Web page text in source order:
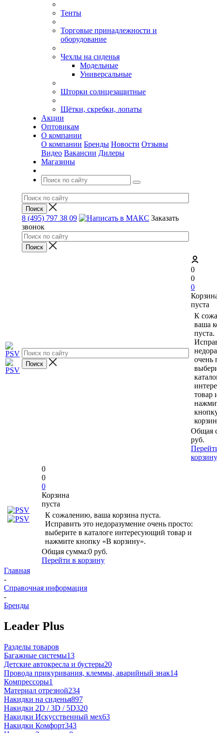
Тенты
Торговые принадлежности и
оборудование
Чехлы на сиденья
Модельные
Универсальные
Шторки солнцезащитные
Щётки, скребки, лопаты
Акции
Оптовикам
О компании
О компании Бренды Новости Отзывы
Видео Вакансии Дилеры
Магазины
8 (495) 797 38 09
Заказать
звонок
0
0
0
пуста
К
ваша
пуста.
очень
товар
Общая
руб.
корзину
0
0
0
Корзина
пуста
К сожалению, ваша корзина пуста.
Исправить это недоразумение очень просто:
выберите в каталоге интересующий товар и
нажмите кнопку «В корзину».
Общая сумма:0 руб.
Перейти в корзину
Главная
-
Справочная информация
-
Бренды
Leader Plus
Разделы товаров
Багажные системы13
Детские автокресла и бустеры20
Провода прикуривания, клеммы, аварийный знак14
Компрессоры1
Материал отрезной234
Накидки на сиденья897
Накидки 2D / 3D / 5D320
Накидки Искусственный мех63
Накидки Комфорт343